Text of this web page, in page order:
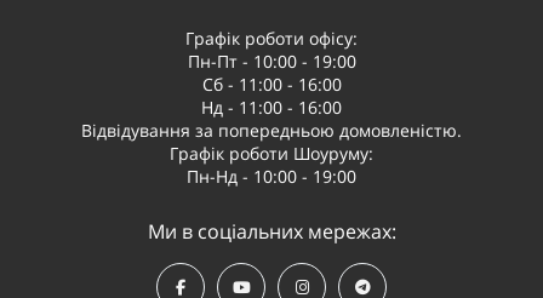
Графік роботи офісу:
Пн-Пт - 10:00 - 19:00
Сб - 11:00 - 16:00
Нд - 11:00 - 16:00
Відвідування за попередньою домовленістю.
Графік роботи Шоуруму:
Пн-Нд - 10:00 - 19:00
Ми в соціальних мережах: